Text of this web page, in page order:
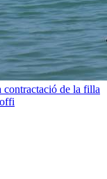
de la filla